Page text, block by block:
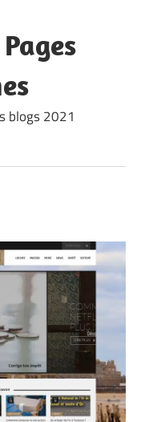
blogs 2021